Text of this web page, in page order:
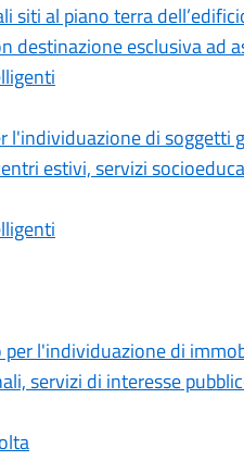
siti al piano terra
destinazione esclusiva ad
l'individuazione di soggetti
estivi, servizi
l'individuazione di
servizi di interesse